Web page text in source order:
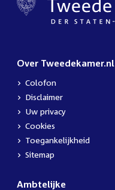
Over Tweedekamer.nl
Colofon
Disclaimer
Uw privacy
Cookies
Toegankelijkheid
Sitemap
Ambtelijke